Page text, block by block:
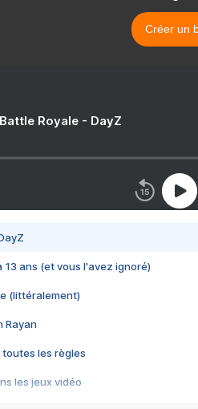
Créer un
Royale - DayZ
13 ans (et vous l'avez ignoré)
(littéralement)
Rayan
toutes les règles
les jeux vidéo